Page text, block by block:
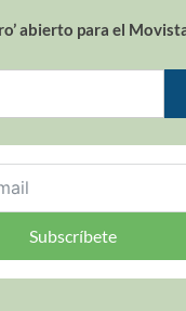
abierto para el
Subscríbete